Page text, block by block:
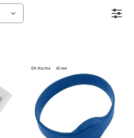
EM Marine 65 мм